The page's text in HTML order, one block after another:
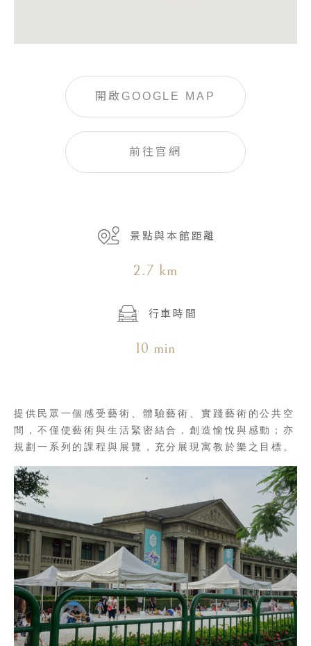
開啟GOOGLE MAP
前往官網
景點與本館距離
2.7 km
行車時間
10 min
提供民眾一個感受藝術、體驗藝術、實踐藝術的公共空
間，不僅使藝術與生活緊密結合，創造愉悅與感動；亦
規劃一系列的課程與展覽，充分展現寓教於樂之目標。